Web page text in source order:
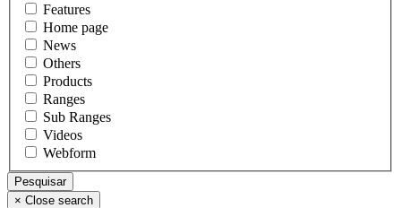
Features
Home page
News
Others
Products
Ranges
Sub Ranges
Videos
Webform
× Close search